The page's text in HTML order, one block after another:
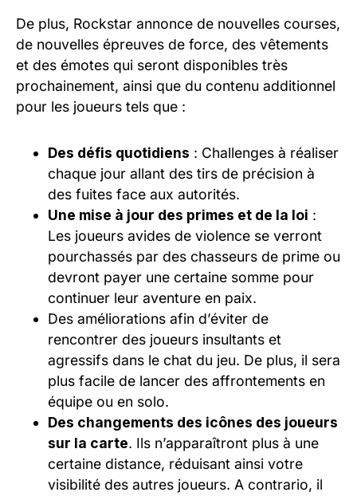
De plus, Rockstar annonce de nouvelles courses,
de nouvelles épreuves de force, des vêtements
et des émotes qui seront disponibles très
prochainement, ainsi que du contenu additionnel
pour les joueurs tels que :
Des défis quotidiens : Challenges à réaliser
chaque jour allant des tirs de précision à
des fuites face aux autorités.
Une mise à jour des primes et de la loi :
Les joueurs avides de violence se verront
pourchassés par des chasseurs de prime ou
devront payer une certaine somme pour
continuer leur aventure en paix.
Des améliorations afin d’éviter de
rencontrer des joueurs insultants et
agressifs dans le chat du jeu. De plus, il sera
plus facile de lancer des affrontements en
équipe ou en solo.
Des changements des icônes des joueurs
sur la carte. Ils n’apparaîtront plus à une
certaine distance, réduisant ainsi votre
visibilité des autres joueurs. A contrario, il